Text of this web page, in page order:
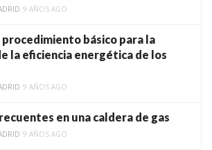
9 AÑOS AGO
procedimiento básico para la
la eficiencia energética de los
9 AÑOS AGO
en una caldera de gas
9 AÑOS AGO